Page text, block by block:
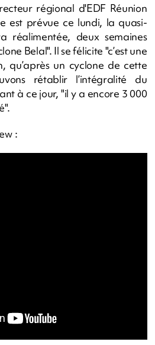
régional d'EDF Réunion
est prévue ce lundi, la quasi-
réalimentée, deux semaines
Belal". Il se félicite "c’est une
qu’après un cyclone de cette
rétablir l’intégralité du
à ce jour, "il y a encore 3 000
: